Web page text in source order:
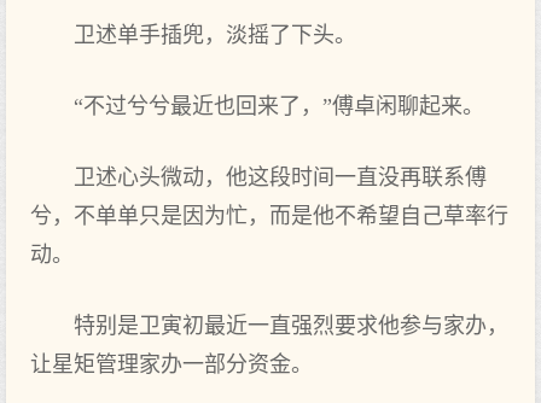
卫述单手插兜，淡摇了下头。
“不过兮兮最近也回来了，”傅卓闲聊起来。
卫述心头微动，他这段时间一直没再联系傅
兮，不单单只是因为忙，而是他不希望自己草率行
动。
特别是卫寅初最近一直强烈要求他参与家办，
让星矩管理家办一部分资金。